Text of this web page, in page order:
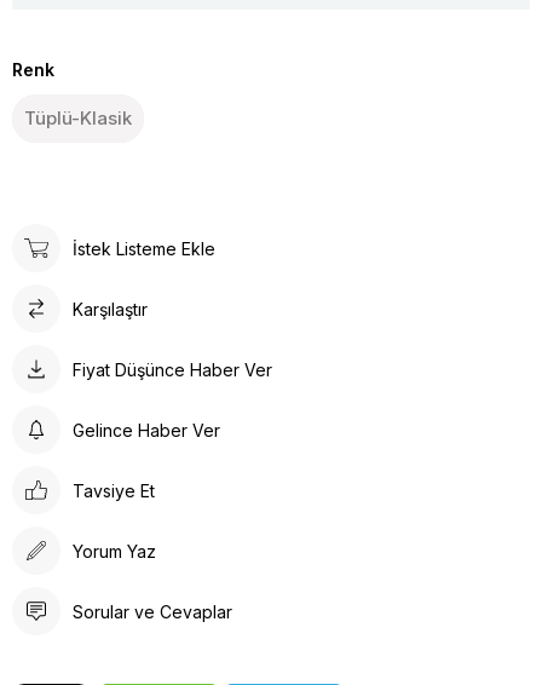
Renk
Tüplü-Klasik
İstek Listeme Ekle
Karşılaştır
Fiyat Düşünce Haber Ver
Gelince Haber Ver
Tavsiye Et
Yorum Yaz
Sorular ve Cevaplar